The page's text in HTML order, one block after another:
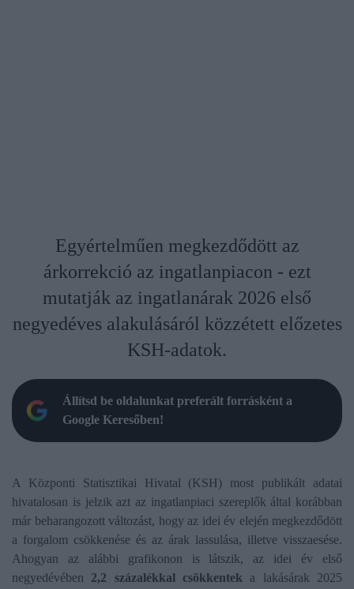
Egyértelműen megkezdődött az
árkorrekció az ingatlanpiacon - ezt
mutatják az ingatlanárak 2026 első
negyedéves alakulásáról közzétett előzetes
KSH-adatok.
Állítsd be oldalunkat preferált forrásként a
Google Keresőben!
A Központi Statisztikai Hivatal (KSH) most publikált adatai
hivatalosan is jelzik azt az ingatlanpiaci szereplők által korábban
már beharangozott változást, hogy az idei év elején megkezdődött
a forgalom csökkenése és az árak lassulása, illetve visszaesése.
Ahogyan az alábbi grafikonon is látszik, az idei év első
negyedévében 2,2 százalékkal csökkentek a lakásárak 2025